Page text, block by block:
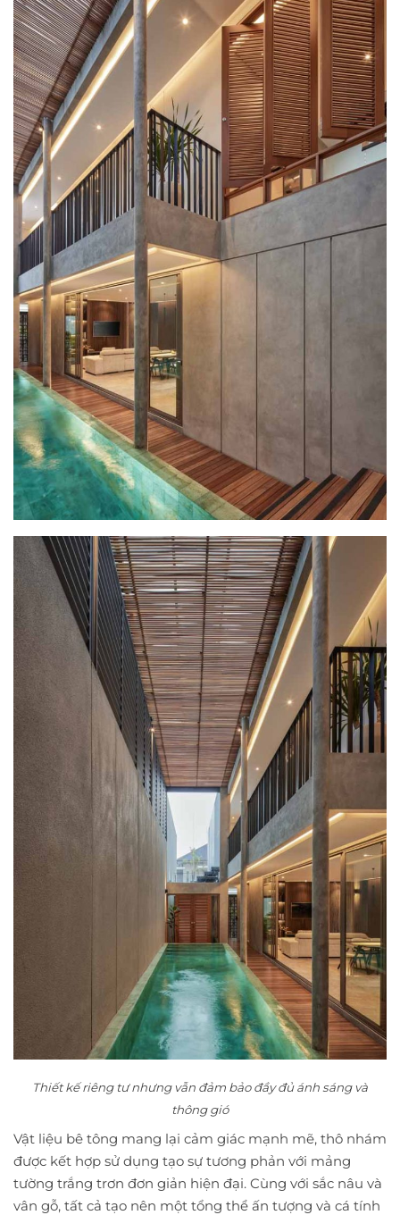
Thiết kế riêng tư nhưng vẫn đảm bảo đầy đủ ánh sáng và
thông gió
Vật liệu bê tông mang lại cảm giác mạnh mẽ, thô nhám
được kết hợp sử dụng tạo sự tương phản với mảng
tường trắng trơn đơn giản hiện đại. Cùng với sắc nâu và
vân gỗ, tất cả tạo nên một tổng thể ấn tượng và cá tính